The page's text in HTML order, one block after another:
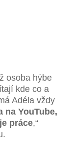
osoba hýbe
kde co a
Adéla vždy
na YouTube,
práce,“